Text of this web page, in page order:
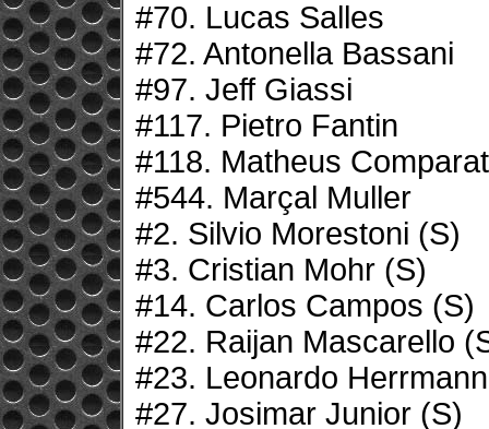
#70. Lucas Salles
#72. Antonella Bassani
#97. Jeff Giassi
#117. Pietro Fantin
#118. Matheus
#544. Marçal Muller
#2. Silvio Morestoni (S)
#3. Cristian Mohr (S)
#14. Carlos Campos (S)
#22. Raijan Mascarello
#23. Leonardo
#27. Josimar Junior (S)